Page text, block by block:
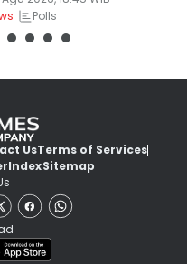
Polls
UsTerms of Services
IndexSitemap